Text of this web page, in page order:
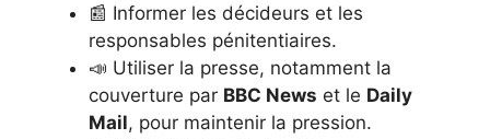
📰 Informer les décideurs et les
responsables pénitentiaires.
📣 Utiliser la presse, notamment la
couverture par BBC News et le Daily
Mail, pour maintenir la pression.